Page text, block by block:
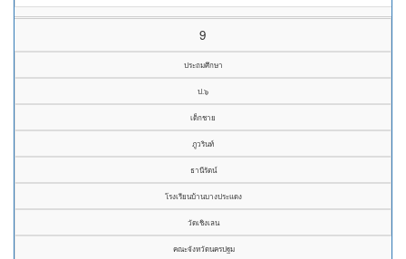
9
ประถมศึกษา
ป.๖
เด็กชาย
ภูวรินท์
ธานีรัตน์
โรงเรียนบ้านบางประแดง
วัดเชิงเลน
คณะจังหวัดนครปฐม